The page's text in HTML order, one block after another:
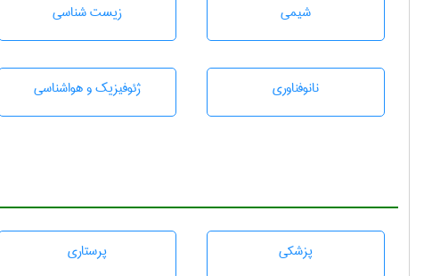
شيمی زيست شناسی
نانوفناوری ژئوفيزيك و هواشناسی
پزشكی پرستاری